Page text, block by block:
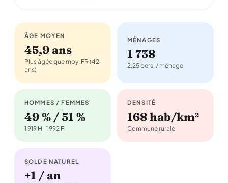
ÂGE MOYEN
45,9 ans
Plus âgée que moy. FR (42
ans)
MÉNAGES
1 738
2,25 pers. / ménage
HOMMES / FEMMES
49 % / 51 %
1 919 H · 1 992 F
DENSITÉ
168 hab/km²
Commune rurale
SOLDE NATUREL
+1 / an